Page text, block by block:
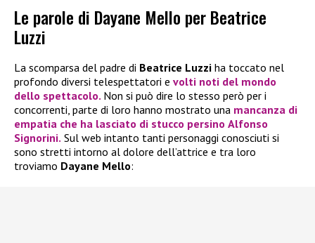
Le parole di Dayane Mello per Beatrice
Luzzi
La scomparsa del padre di Beatrice Luzzi ha toccato nel
profondo diversi telespettatori e volti noti del mondo
dello spettacolo. Non si può dire lo stesso però per i
concorrenti, parte di loro hanno mostrato una mancanza di
empatia che ha lasciato di stucco persino Alfonso
Signorini. Sul web intanto tanti personaggi conosciuti si
sono stretti intorno al dolore dell’attrice e tra loro
troviamo Dayane Mello: